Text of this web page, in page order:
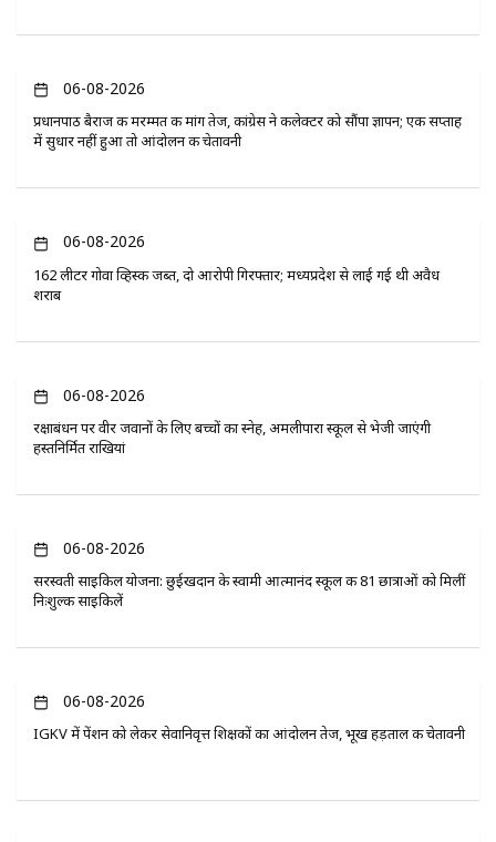
06-08-2026
प्रधानपाठ बैराज की मरम्मत की मांग तेज, कांग्रेस ने कलेक्टर को सौंपा ज्ञापन; एक सप्ताह
में सुधार नहीं हुआ तो आंदोलन की चेतावनी
06-08-2026
162 लीटर गोवा व्हिस्की जब्त, दो आरोपी गिरफ्तार; मध्यप्रदेश से लाई गई थी अवैध
शराब
06-08-2026
रक्षाबंधन पर वीर जवानों के लिए बच्चों का स्नेह, अमलीपारा स्कूल से भेजी जाएंगी
हस्तनिर्मित राखियां
06-08-2026
सरस्वती साइकिल योजना: छुईखदान के स्वामी आत्मानंद स्कूल की 81 छात्राओं को मिलीं
निःशुल्क साइकिलें
06-08-2026
IGKV में पेंशन को लेकर सेवानिवृत्त शिक्षकों का आंदोलन तेज, भूख हड़ताल की चेतावनी